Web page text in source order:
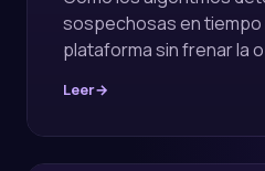
sospechosas en
plataforma sin frenar la
Leer→